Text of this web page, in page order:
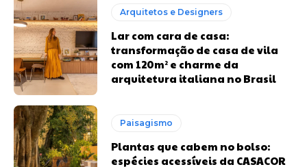
Arquitetos e Designers
Lar com cara de casa:
transformação de casa de vila
com 120m² e charme da
arquitetura italiana no Brasil
Paisagismo
Plantas que cabem no bolso:
espécies acessíveis da CASACOR